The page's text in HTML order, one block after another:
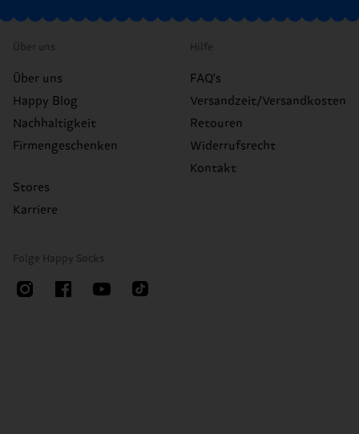
Über uns
Über uns
Happy Blog
Nachhaltigkeit
Firmengeschenken
Stores
Karriere
Hilfe
FAQ's
Versandzeit/Versandkosten
Retouren
Widerrufsrecht
Kontakt
Folge Happy Socks